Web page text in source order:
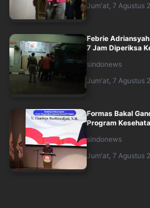
Jum'at, 7 Agustus
Febrie
7 Jam Diperiksa
sindonews
Jum'at, 7 Agustus
Formas Bakal
Program
sindonews
Jum'at, 7 Agustus